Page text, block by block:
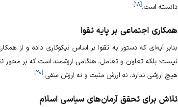
دانسته است. [۱۸]
همکاری اجتماعی بر پایه تقوا
بنابر آیه‌ای که دستور به تقوا بر اساس نیکوکاری داده و از
نیست؛ بلکه تعاون و تعامل، هنگامی ارزشمند است که بر محور
هیچ ارزشی ندارد، نه ارزش مثبت و نه ارزش منفی.[۲۰]
تلاش برای تحقق آرمان‌های سیاسی اسلام